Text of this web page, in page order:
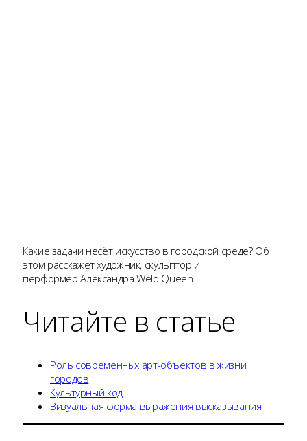
Какие задачи несёт искусство в городской среде? Об
этом расскажет художник, скульптор и
перформер Александра Weld Queen.
Читайте в статье
Роль современных арт-объектов в жизни
городов
Культурный код
Визуальная форма выражения высказывания